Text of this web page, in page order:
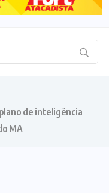
de inteligência
MA